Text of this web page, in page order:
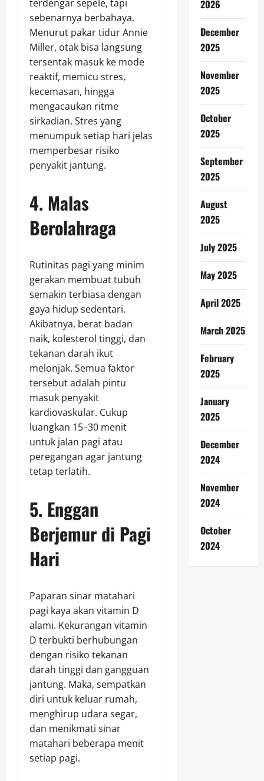
terdengar sepele, tapi
sebenarnya berbahaya.
Menurut pakar tidur Annie
Miller, otak bisa langsung
tersentak masuk ke mode
reaktif, memicu stres,
kecemasan, hingga
mengacaukan ritme
sirkadian. Stres yang
menumpuk setiap hari jelas
memperbesar risiko
penyakit jantung.
4. Malas
Berolahraga
Rutinitas pagi yang minim
gerakan membuat tubuh
semakin terbiasa dengan
gaya hidup sedentari.
Akibatnya, berat badan
naik, kolesterol tinggi, dan
tekanan darah ikut
melonjak. Semua faktor
tersebut adalah pintu
masuk penyakit
kardiovaskular. Cukup
luangkan 15–30 menit
untuk jalan pagi atau
peregangan agar jantung
tetap terlatih.
5. Enggan
Berjemur di Pagi
Hari
Paparan sinar matahari
pagi kaya akan vitamin D
alami. Kekurangan vitamin
D terbukti berhubungan
dengan risiko tekanan
darah tinggi dan gangguan
jantung. Maka, sempatkan
diri untuk keluar rumah,
menghirup udara segar,
dan menikmati sinar
matahari beberapa menit
setiap pagi.
2026
December
2025
November
2025
October
2025
September
2025
August
2025
July 2025
May 2025
April 2025
March 2025
February
2025
January
2025
December
2024
November
2024
October
2024